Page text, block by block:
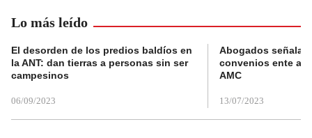
Lo más leído
El desorden de los predios baldíos en
la ANT: dan tierras a personas sin ser
campesinos
06/09/2023
Abogados
convenios ente
AMC
13/07/2023